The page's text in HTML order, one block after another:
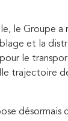
le Groupe a
et la
le
trajectoire de
désormais